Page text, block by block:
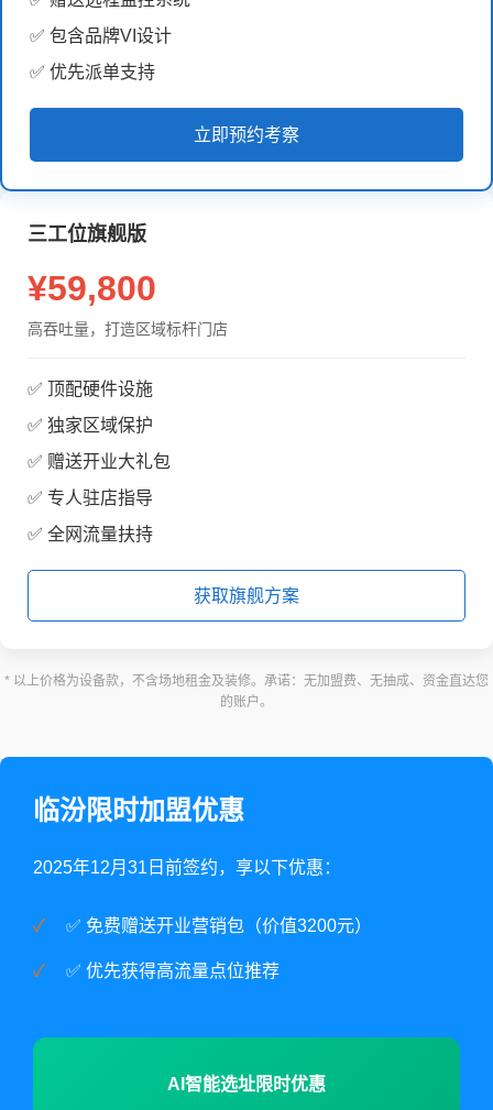
✅ 包含品牌VI设计
✅ 优先派单支持
立即预约考察
三工位旗舰版
¥59,800
高吞吐量，打造区域标杆门店
✅ 顶配硬件设施
✅ 独家区域保护
✅ 赠送开业大礼包
✅ 专人驻店指导
✅ 全网流量扶持
获取旗舰方案
* 以上价格为设备款，不含场地租金及装修。承诺：无加盟费、无抽成、资金直达您
的账户。
临汾限时加盟优惠
2025年12月31日前签约，享以下优惠：
✅ 免费赠送开业营销包（价值3200元）
✅ 优先获得高流量点位推荐
AI智能选址限时优惠